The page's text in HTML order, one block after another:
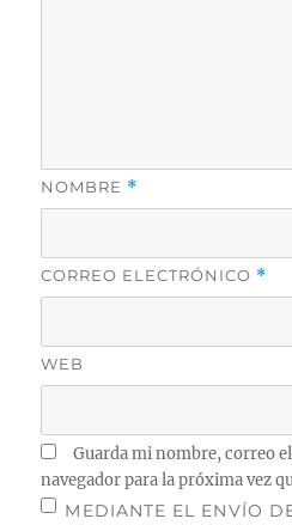
NOMBRE *
CORREO ELECTRÓNICO *
WEB
Guarda mi nombre, correo
navegador para la próxima vez
MEDIANTE EL ENVÍO